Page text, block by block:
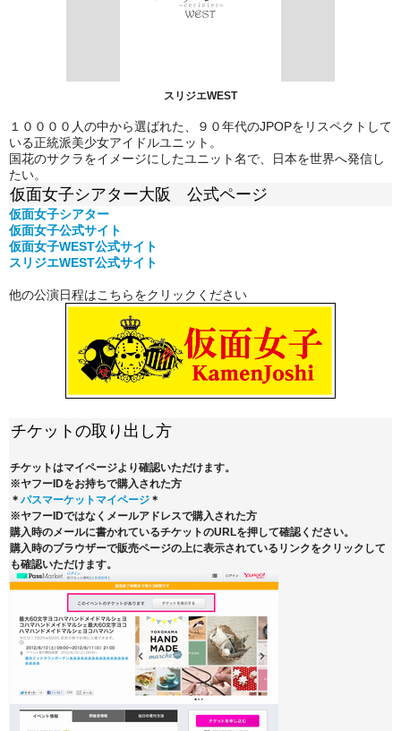
スリジエWEST
１００００人の中から選ばれた、９０年代のJPOPをリスペクトして
いる正統派美少女アイドルユニット。
国花のサクラをイメージにしたユニット名で、日本を世界へ発信し
たい。
仮面女子シアター大阪 公式ページ
仮面女子シアター
仮面女子公式サイト
仮面女子WEST公式サイト
スリジエWEST公式サイト
他の公演日程はこちらをクリックください
チケットの取り出し方
チケットはマイページより確認いただけます。
※ヤフーIDをお持ちで購入された方
＊ パスマーケットマイページ ＊
※ヤフーIDではなくメールアドレスで購入された方
購入時のメールに書かれているチケットのURLを押して確認ください。
購入時のブラウザーで販売ページの上に表示されているリンクをクリックして
も確認いただけます。